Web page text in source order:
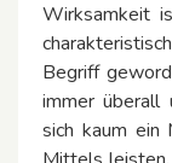
Wirksamkeit
Begriff
immer überall
sich kaum ein